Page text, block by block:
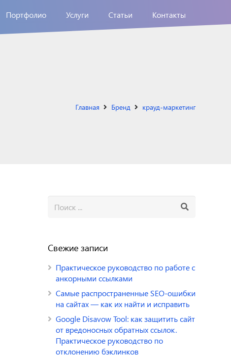
Портфолио Услуги Статьи Контакты
Главная Бренд крауд-маркетинг
Свежие записи
Практическое руководство по работе с
анкорными ссылками
Самые распространенные SEO-ошибки
на сайтах — как их найти и исправить
Google Disavow Tool: как защитить сайт
от вредоносных обратных ссылок.
Практическое руководство по
отклонению бэклинков